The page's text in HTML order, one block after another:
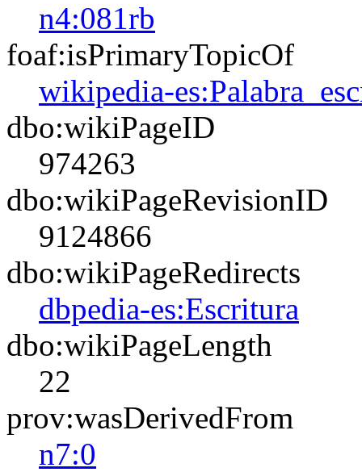
n4:081rb
foaf:isPrimaryTopicOf
wikipedia-
dbo:wikiPageID
974263
dbo:wikiPageRevisionID
9124866
dbo:wikiPageRedirects
dbpedia-es:Escritura
dbo:wikiPageLength
22
prov:wasDerivedFrom
n7:0